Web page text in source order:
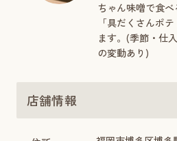
ちゃん味噌で食べ
「具だくさんポ
ます。(季節・仕
の変動あり)
店舗情報